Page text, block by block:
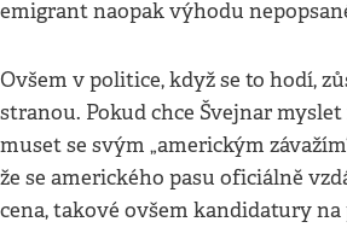
emigrant naopak výhodu
Ovšem v politice, když se to hodí,
stranou. Pokud chce Švejnar myslet
muset se svým „americkým
že se amerického pasu oficiálně
cena, takové ovšem kandidatury